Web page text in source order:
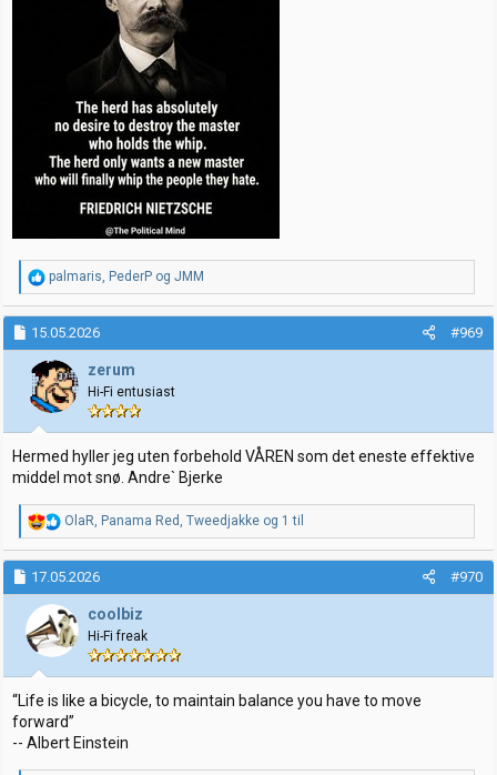
R
e
a
k
j
o
n
e
r
:
palmaris PederP og JMM
15.05.2026 #969
zerum
Hi-Fi entusiast
Hermed hyller jeg uten forbehold VÅREN som det eneste effektive
middel mot snø. Andre` Bjerke
R
e
a
k
j
o
n
r
:
OlaR Panama Red Tweedjakke og 1 til
17.05.2026 #970
coolbiz
Hi-Fi freak
“Life is like a bicycle, to maintain balance you have to move
forward”
-- Albert Einstein